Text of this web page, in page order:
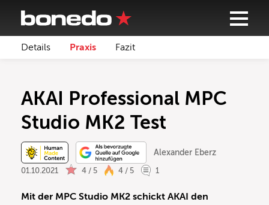
Details Praxis Fazit
AKAI Professional MPC
Studio MK2 Test
Alexander Eberz
01.10.2021 4 / 5 4 / 5 1
Mit der MPC Studio MK2 schickt AKAI den